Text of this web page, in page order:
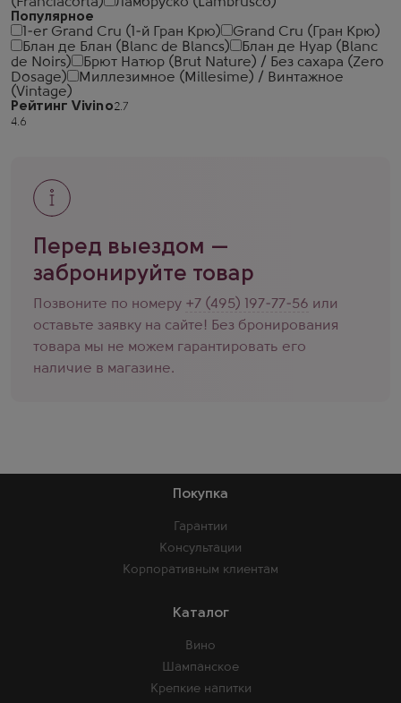
Популярное
1-er Grand Cru (1-й Гран Крю)
Grand Cru (Гран Крю)
Блан де Блан (Blanc de Blancs)
Блан де Нуар (Blanc
de Noirs)
Брют Натюр (Brut Nature) / Без сахара (Zero
Dosage)
Миллезимное (Millesime) / Винтажное
(Vintage)
Рейтинг Vivino
Перед выездом —
забронируйте товар
Позвоните по номеру +7 (495) 197-77-56 или
оставьте заявку на сайте! Без бронирования
товара мы не можем гарантировать его
наличие в магазине.
Покупка
Гарантии
Консультации
Корпоративным клиентам
Каталог
Вино
Шампанское
Крепкие напитки